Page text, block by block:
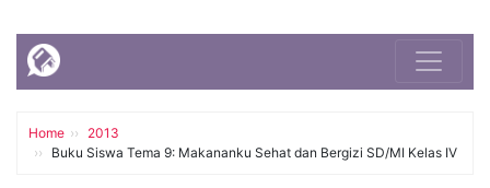
Home
2013
Buku Siswa Tema 9: Makananku Sehat dan Bergizi SD/MI Kelas IV